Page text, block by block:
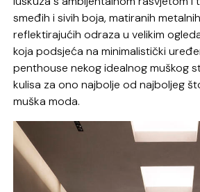
smeđih i sivih boja, matiranih
reflektirajućih odraza u velikim
koja podsjeća na minimalistički
penthouse nekog idealnog muškog
kulisa za ono najbolje od najboljeg
muška moda.